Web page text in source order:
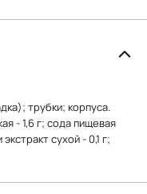
трубки; корпуса.
- 1,6 г; сода пищевая
сухой - 0,1 г;